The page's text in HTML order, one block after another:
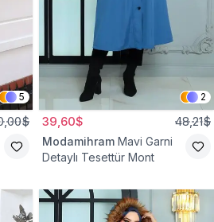
5 2
39,60$ 48,21$
Modamihram Mavi Garni
Detaylı Tesettür Mont